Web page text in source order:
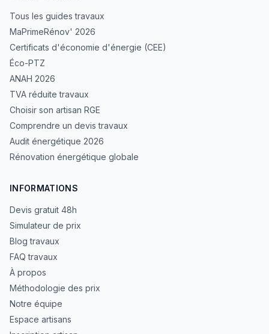
Tous les guides travaux
MaPrimeRénov' 2026
Certificats d'économie d'énergie (CEE)
Éco-PTZ
ANAH 2026
TVA réduite travaux
Choisir son artisan RGE
Comprendre un devis travaux
Audit énergétique 2026
Rénovation énergétique globale
INFORMATIONS
Devis gratuit 48h
Simulateur de prix
Blog travaux
FAQ travaux
À propos
Méthodologie des prix
Notre équipe
Espace artisans